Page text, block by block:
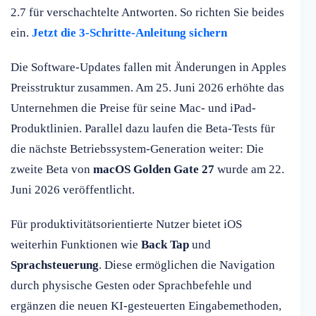
2.7 für verschachtelte Antworten. So richten Sie beides
ein. Jetzt die 3-Schritte-Anleitung sichern
Die Software-Updates fallen mit Änderungen in Apples
Preisstruktur zusammen. Am 25. Juni 2026 erhöhte das
Unternehmen die Preise für seine Mac- und iPad-
Produktlinien. Parallel dazu laufen die Beta-Tests für
die nächste Betriebssystem-Generation weiter: Die
zweite Beta von macOS Golden Gate 27 wurde am 22.
Juni 2026 veröffentlicht.
Für produktivitätsorientierte Nutzer bietet iOS
weiterhin Funktionen wie Back Tap und
Sprachsteuerung. Diese ermöglichen die Navigation
durch physische Gesten oder Sprachbefehle und
ergänzen die neuen KI-gesteuerten Eingabemethoden,